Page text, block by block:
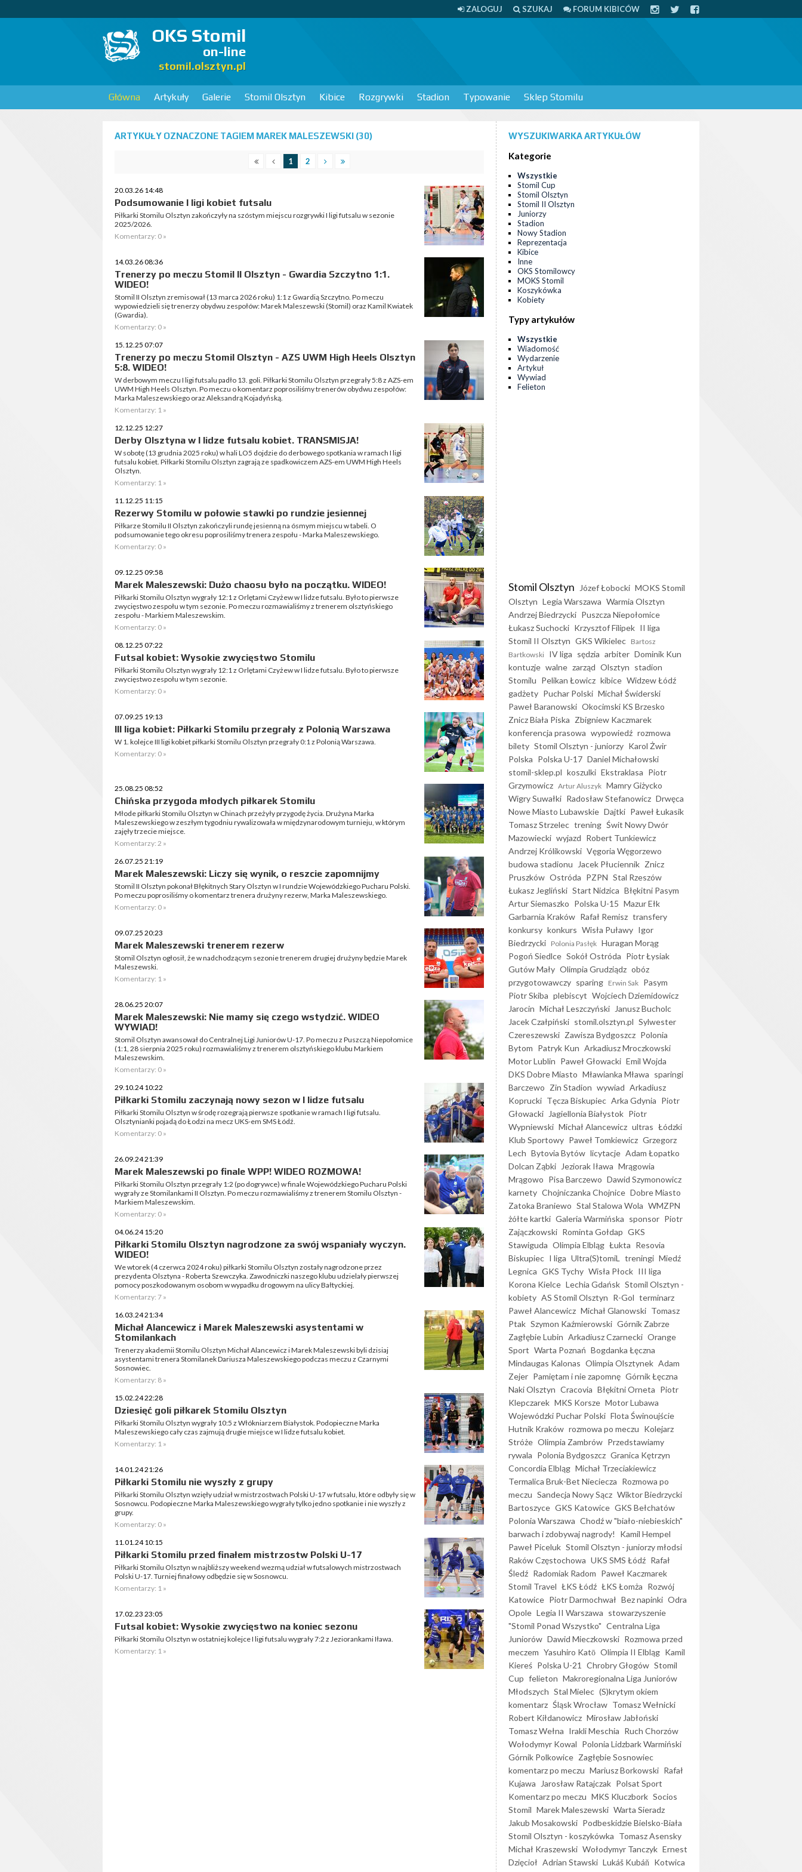
ZALOGUJ SZUKAJ FORUM KIBICÓW
OKS Stomil
on-line
stomil.olsztyn.pl
Główna Artykuły Galerie Stomil Olsztyn Kibice Rozgrywki Stadion Typowanie Sklep Stomilu
ARTYKUŁY OZNACZONE TAGIEM MAREK MALESZEWSKI (30)
1 2
20.03.26 14:48
Podsumowanie I ligi kobiet futsalu
Piłkarki Stomilu Olsztyn zakończyły na szóstym miejscu rozgrywki I ligi futsalu w sezonie
2025/2026.
Komentarzy: 0 »
14.03.26 08:36
Trenerzy po meczu Stomil II Olsztyn - Gwardia Szczytno 1:1.
WIDEO!
Stomil II Olsztyn zremisował (13 marca 2026 roku) 1:1 z Gwardią Szczytno. Po meczu
wypowiedzieli się trenerzy obydwu zespołów: Marek Maleszewski (Stomil) oraz Kamil Kwiatek
(Gwardia).
Komentarzy: 0 »
15.12.25 07:07
Trenerzy po meczu Stomil Olsztyn - AZS UWM High Heels Olsztyn
5:8. WIDEO!
W derbowym meczu I ligi futsalu padło 13. goli. Piłkarki Stomilu Olsztyn przegrały 5:8 z AZS-em
UWM High Heels Olsztyn. Po meczu o komentarz poprosiliśmy trenerów obydwu zespołów:
Marka Maleszewskiego oraz Aleksandrą Kojadyńską.
Komentarzy: 1 »
12.12.25 12:27
Derby Olsztyna w I lidze futsalu kobiet. TRANSMISJA!
W sobotę (13 grudnia 2025 roku) w hali LO5 dojdzie do derbowego spotkania w ramach I ligi
futsalu kobiet. Piłkarki Stomilu Olsztyn zagrają ze spadkowiczem AZS-em UWM High Heels
Olsztyn.
Komentarzy: 1 »
11.12.25 11:15
Rezerwy Stomilu w połowie stawki po rundzie jesiennej
Piłkarze Stomilu II Olsztyn zakończyli rundę jesienną na ósmym miejscu w tabeli. O
podsumowanie tego okresu poprosiliśmy trenera zespołu - Marka Maleszewskiego.
Komentarzy: 0 »
09.12.25 09:58
Marek Maleszewski: Dużo chaosu było na początku. WIDEO!
Piłkarki Stomilu Olsztyn wygrały 12:1 z Orlętami Czyżew w I lidze futsalu. Było to pierwsze
zwycięstwo zespołu w tym sezonie. Po meczu rozmawialiśmy z trenerem olsztyńskiego
zespołu - Markiem Maleszewskim.
Komentarzy: 0 »
08.12.25 07:22
Futsal kobiet: Wysokie zwycięstwo Stomilu
Piłkarki Stomilu Olsztyn wygrały 12:1 z Orlętami Czyżew w I lidze futsalu. Było to pierwsze
zwycięstwo zespołu w tym sezonie.
Komentarzy: 0 »
07.09.25 19:13
III liga kobiet: Piłkarki Stomilu przegrały z Polonią Warszawa
W 1. kolejce III ligi kobiet piłkarki Stomilu Olsztyn przegrały 0:1 z Polonią Warszawa.
Komentarzy: 0 »
25.08.25 08:52
Chińska przygoda młodych piłkarek Stomilu
Młode piłkarki Stomilu Olsztyn w Chinach przeżyły przygodę życia. Drużyna Marka
Maleszewskiego w zeszłym tygodniu rywalizowała w międzynarodowym turnieju, w którym
zajęły trzecie miejsce.
Komentarzy: 2 »
26.07.25 21:19
Marek Maleszewski: Liczy się wynik, o reszcie zapomnijmy
Stomil II Olsztyn pokonał Błękitnych Stary Olsztyn w I rundzie Wojewódzkiego Pucharu Polski.
Po meczu poprosiliśmy o komentarz trenera drużyny rezerw, Marka Maleszewskiego.
Komentarzy: 0 »
09.07.25 20:23
Marek Maleszewski trenerem rezerw
Stomil Olsztyn ogłosił, że w nadchodzącym sezonie trenerem drugiej drużyny będzie Marek
Maleszewski.
Komentarzy: 1 »
28.06.25 20:07
Marek Maleszewski: Nie mamy się czego wstydzić. WIDEO
WYWIAD!
Stomil Olsztyn awansował do Centralnej Ligi Juniorów U-17. Po meczu z Puszczą Niepołomice
(1:1, 28 sierpnia 2025 roku) rozmawialiśmy z trenerem olsztyńskiego klubu Markiem
Maleszewskim.
Komentarzy: 0 »
29.10.24 10:22
Piłkarki Stomilu zaczynają nowy sezon w I lidze futsalu
Piłkarki Stomilu Olsztyn w środę rozegrają pierwsze spotkanie w ramach I ligi futsalu.
Olsztynianki pojadą do Łodzi na mecz UKS-em SMS Łódź.
Komentarzy: 0 »
26.09.24 21:39
Marek Maleszewski po finale WPP! WIDEO ROZMOWA!
Piłkarki Stomilu Olsztyn przegrały 1:2 (po dogrywce) w finale Wojewódzkiego Pucharu Polski
wygrały ze Stomilankami II Olsztyn. Po meczu rozmawialiśmy z trenerem Stomilu Olsztyn -
Markiem Maleszewskim.
Komentarzy: 0 »
04.06.24 15:20
Piłkarki Stomilu Olsztyn nagrodzone za swój wspaniały wyczyn.
WIDEO!
We wtorek (4 czerwca 2024 roku) piłkarki Stomilu Olsztyn zostały nagrodzone przez
prezydenta Olsztyna - Roberta Szewczyka. Zawodniczki naszego klubu udzielały pierwszej
pomocy poszkodowanym osobom w wypadku drogowym na ulicy Bałtyckiej.
Komentarzy: 7 »
16.03.24 21:34
Michał Alancewicz i Marek Maleszewski asystentami w
Stomilankach
Trenerzy akademii Stomilu Olsztyn Michał Alancewicz i Marek Maleszewski byli dzisiaj
asystentami trenera Stomilanek Dariusza Maleszewskiego podczas meczu z Czarnymi
Sosnowiec.
Komentarzy: 8 »
15.02.24 22:28
Dziesięć goli piłkarek Stomilu Olsztyn
Piłkarki Stomilu Olsztyn wygrały 10:5 z Włókniarzem Białystok. Podopieczne Marka
Maleszewskiego cały czas zajmują drugie miejsce w I lidze futsalu kobiet.
Komentarzy: 1 »
14.01.24 21:26
Piłkarki Stomilu nie wyszły z grupy
Piłkarki Stomilu Olsztyn wzięły udział w mistrzostwach Polski U-17 w futsalu, które odbyły się w
Sosnowcu. Podopieczne Marka Maleszewskiego wygrały tylko jedno spotkanie i nie wyszły z
grupy.
Komentarzy: 0 »
11.01.24 10:15
Piłkarki Stomilu przed finałem mistrzostw Polski U-17
Piłkarki Stomilu Olsztyn w najbliższy weekend wezmą udział w futsalowych mistrzostwach
Polski U-17. Turniej finałowy odbędzie się w Sosnowcu.
Komentarzy: 1 »
17.02.23 23:05
Futsal kobiet: Wysokie zwycięstwo na koniec sezonu
Piłkarki Stomilu Olsztyn w ostatniej kolejce I ligi futsalu wygrały 7:2 z Jeziorankami Iława.
Komentarzy: 1 »
WYSZUKIWARKA ARTYKUŁÓW
Kategorie
Wszystkie
Stomil Cup
Stomil Olsztyn
Stomil II Olsztyn
Juniorzy
Stadion
Nowy Stadion
Reprezentacja
Kibice
Inne
OKS Stomilowcy
MOKS Stomil
Koszykówka
Kobiety
Typy artykułów
Wszystkie
Wiadomość
Wydarzenie
Artykuł
Wywiad
Felieton
Stomil Olsztyn Józef Łobocki MOKS Stomil
Olsztyn Legia Warszawa Warmia Olsztyn
Andrzej Biedrzycki Puszcza Niepołomice
Łukasz Suchocki Krzysztof Filipek II liga
Stomil II Olsztyn GKS Wikielec Bartosz
Bartkowski IV liga sędzia arbiter Dominik Kun
kontuzje walne zarząd Olsztyn stadion
Stomilu Pelikan Łowicz kibice Widzew Łódź
gadżety Puchar Polski Michał Świderski
Paweł Baranowski Okocimski KS Brzesko
Znicz Biała Piska Zbigniew Kaczmarek
konferencja prasowa wypowiedź rozmowa
bilety Stomil Olsztyn - juniorzy Karol Żwir
Polska Polska U-17 Daniel Michałowski
stomil-sklep.pl koszulki Ekstraklasa Piotr
Grzymowicz Artur Aluszyk Mamry Giżycko
Wigry Suwałki Radosław Stefanowicz Drwęca
Nowe Miasto Lubawskie Dajtki Paweł Łukasik
Tomasz Strzelec trening Świt Nowy Dwór
Mazowiecki wyjazd Robert Tunkiewicz
Andrzej Królikowski Vęgoria Węgorzewo
budowa stadionu
Jacek Płuciennik Znicz
Pruszków Ostróda PZPN Stal Rzeszów
Łukasz Jegliński Start Nidzica Błękitni Pasym
Artur Siemaszko Polska U-15 Mazur Ełk
Garbarnia Kraków Rafał Remisz transfery
konkursy konkurs Wisła Puławy Igor
Biedrzycki Polonia Pasłęk Huragan Morąg
Pogoń Siedlce Sokół Ostróda Piotr Łysiak
Gutów Mały Olimpia Grudziądz obóz
przygotowawczy sparing Erwin Sak Pasym
Piotr Skiba plebiscyt Wojciech Dziemidowicz
Jarocin Michał Leszczyński
Janusz Bucholc
Jacek Czałpiński stomil.olsztyn.pl Sylwester
Czereszewski Zawisza Bydgoszcz Polonia
Bytom Patryk Kun Arkadiusz Mroczkowski
Motor Lublin Paweł Głowacki Emil Wojda
DKS Dobre Miasto Mławianka Mława sparingi
Barczewo Zin Stadion wywiad Arkadiusz
Koprucki Tęcza Biskupiec Arka Gdynia Piotr
Głowacki
Jagiellonia Białystok Piotr
Wypniewski Michał Alancewicz ultras Łódzki
Klub Sportowy Paweł Tomkiewicz Grzegorz
Lech Bytovia Bytów licytacje Adam Łopatko
Dolcan Ząbki
Jeziorak Iława Mrągowia
Mrągowo Pisa Barczewo Dawid Szymonowicz
karnety Chojniczanka Chojnice Dobre Miasto
Zatoka Braniewo Stal Stalowa Wola WMZPN
żółte kartki Galeria Warmińska sponsor Piotr
Zajączkowski Rominta Gołdap GKS
Stawiguda Olimpia Elbląg Łukta Resovia
Biskupiec I liga Ultra(S)tomiL treningi Miedź
Legnica GKS Tychy Wisła Płock III liga
Korona Kielce Lechia Gdańsk Stomil Olsztyn -
kobiety AS Stomil Olsztyn R-Gol terminarz
Paweł Alancewicz Michał Glanowski Tomasz
Ptak Szymon Kaźmierowski Górnik Zabrze
Zagłębie Lubin Arkadiusz Czarnecki Orange
Sport Warta Poznań Bogdanka Łęczna
Mindaugas Kalonas Olimpia Olsztynek Adam
Zejer Pamiętam i nie zapomnę Górnik Łęczna
Naki Olsztyn Cracovia Błękitni Orneta Piotr
Klepczarek MKS Korsze Motor Lubawa
Wojewódzki Puchar Polski Flota Świnoujście
Hutnik Kraków rozmowa po meczu Kolejarz
Stróże Olimpia Zambrów Przedstawiamy
rywala Polonia Bydgoszcz Granica Kętrzyn
Concordia Elbląg Michał Trzeciakiewicz
Termalica Bruk-Bet Nieciecza Rozmowa po
meczu Sandecja Nowy Sącz Wiktor Biedrzycki
Bartoszyce GKS Katowice GKS Bełchatów
Polonia Warszawa Chodź w "biało-niebieskich"
barwach i zdobywaj nagrody!
Kamil Hempel
Paweł Piceluk Stomil Olsztyn - juniorzy młodsi
Raków Częstochowa UKS SMS Łódź Rafał
Śledź Radomiak Radom Paweł Kaczmarek
Stomil Travel ŁKS Łódź ŁKS Łomża Rozwój
Katowice Piotr Darmochwał Bez napinki Odra
Opole Legia II Warszawa stowarzyszenie
"Stomil Ponad Wszystko" Centralna Liga
Juniorów Dawid Mieczkowski Rozmowa przed
meczem Yasuhiro Katō Olimpia II Elbląg Kamil
Kiereś Polska U-21 Chrobry Głogów Stomil
Cup felieton Makroregionalna Liga Juniorów
Młodszych Stal Mielec (S)krytym okiem
komentarz Śląsk Wrocław Tomasz Wełnicki
Robert Kiłdanowicz Mirosław Jabłoński
Tomasz Wełna Irakli Meschia Ruch Chorzów
Wołodymyr Kowal Polonia Lidzbark Warmiński
Górnik Polkowice Zagłębie Sosnowiec
komentarz po meczu Mariusz Borkowski Rafał
Kujawa
Jarosław Ratajczak Polsat Sport
Komentarz po meczu MKS Kluczbork Socios
Stomil Marek Maleszewski Warta Sieradz
Jakub Mosakowski Podbeskidzie Bielsko-Biała
Stomil Olsztyn - koszykówka Tomasz Asensky
Michał Kraszewski Wołodymyr Tanczyk Ernest
Dzięcioł Adrian Stawski Lukáš Kubáň Kotwica